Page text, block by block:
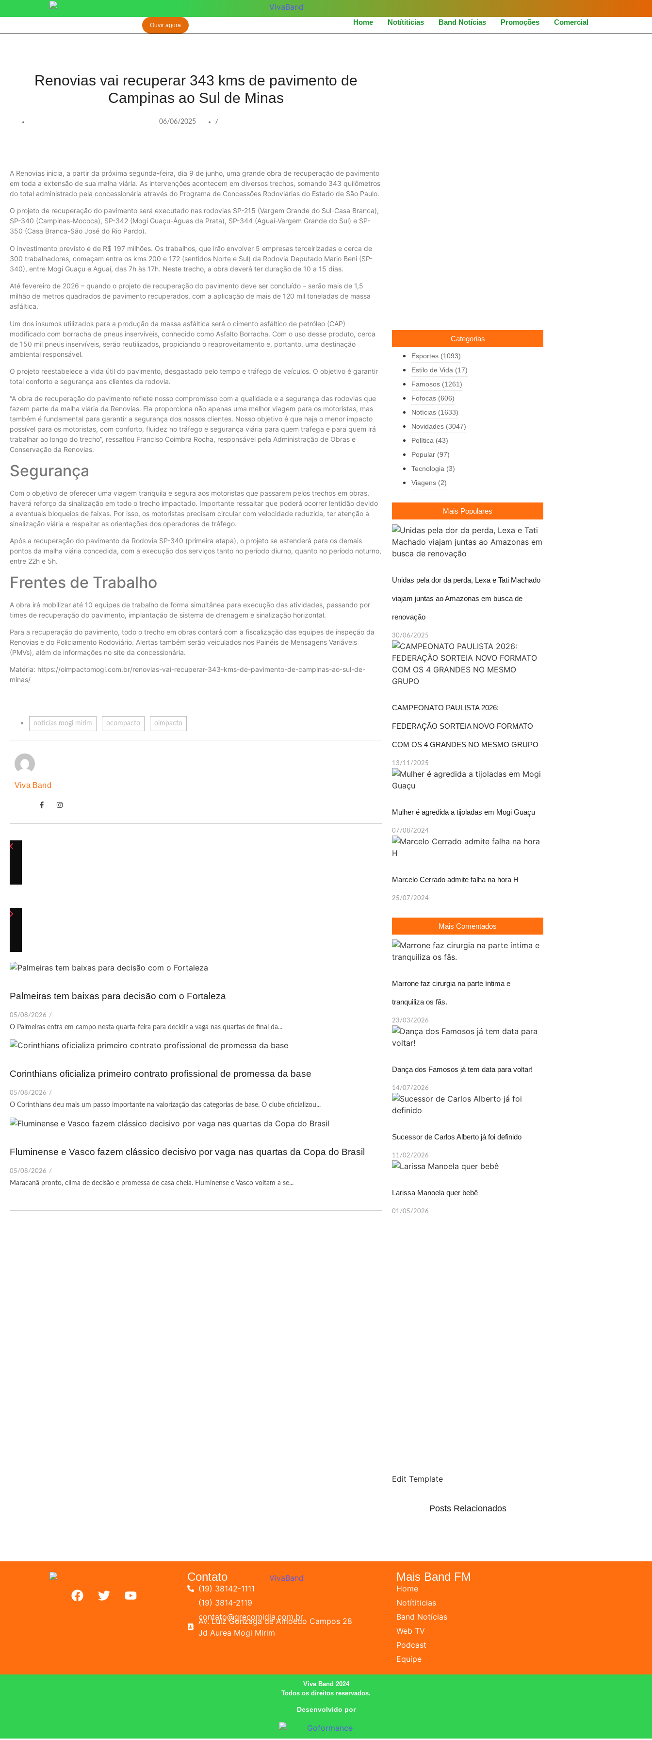
Home Notítiticias Band Notícias Promoções Comercial
Ouvir agora
Renovias vai recuperar 343 kms de pavimento de
Campinas ao Sul de Minas
06/06/2025 /
A Renovias inicia, a partir da próxima segunda-feira, dia 9 de junho, uma grande obra de recuperação de pavimento
em toda a extensão de sua malha viária. As intervenções acontecem em diversos trechos, somando 343 quilômetros
do total administrado pela concessionária através do Programa de Concessões Rodoviárias do Estado de São Paulo.
O projeto de recuperação do pavimento será executado nas rodovias SP-215 (Vargem Grande do Sul-Casa Branca),
SP-340 (Campinas-Mococa), SP-342 (Mogi Guaçu-Águas da Prata), SP-344 (Aguaí-Vargem Grande do Sul) e SP-
350 (Casa Branca-São José do Rio Pardo).
O investimento previsto é de R$ 197 milhões. Os trabalhos, que irão envolver 5 empresas terceirizadas e cerca de
300 trabalhadores, começam entre os kms 200 e 172 (sentidos Norte e Sul) da Rodovia Deputado Mario Beni (SP-
340), entre Mogi Guaçu e Aguaí, das 7h às 17h. Neste trecho, a obra deverá ter duração de 10 a 15 dias.
Até fevereiro de 2026 – quando o projeto de recuperação do pavimento deve ser concluído – serão mais de 1,5
milhão de metros quadrados de pavimento recuperados, com a aplicação de mais de 120 mil toneladas de massa
asfáltica.
Um dos insumos utilizados para a produção da massa asfáltica será o cimento asfáltico de petróleo (CAP)
modificado com borracha de pneus inservíveis, conhecido como Asfalto Borracha. Com o uso desse produto, cerca
de 150 mil pneus inservíveis, serão reutilizados, propiciando o reaproveitamento e, portanto, uma destinação
ambiental responsável.
O projeto reestabelece a vida útil do pavimento, desgastado pelo tempo e tráfego de veículos. O objetivo é garantir
total conforto e segurança aos clientes da rodovia.
“A obra de recuperação do pavimento reflete nosso compromisso com a qualidade e a segurança das rodovias que
fazem parte da malha viária da Renovias. Ela proporciona não apenas uma melhor viagem para os motoristas, mas
também é fundamental para garantir a segurança dos nossos clientes. Nosso objetivo é que haja o menor impacto
possível para os motoristas, com conforto, fluidez no tráfego e segurança viária para quem trafega e para quem irá
trabalhar ao longo do trecho”, ressaltou Franciso Coimbra Rocha, responsável pela Administração de Obras e
Conservação da Renovias.
Segurança
Com o objetivo de oferecer uma viagem tranquila e segura aos motoristas que passarem pelos trechos em obras,
haverá reforço da sinalização em todo o trecho impactado. Importante ressaltar que poderá ocorrer lentidão devido
a eventuais bloqueios de faixas. Por isso, os motoristas precisam circular com velocidade reduzida, ter atenção à
sinalização viária e respeitar as orientações dos operadores de tráfego.
Após a recuperação do pavimento da Rodovia SP-340 (primeira etapa), o projeto se estenderá para os demais
pontos da malha viária concedida, com a execução dos serviços tanto no período diurno, quanto no período noturno,
entre 22h e 5h.
Frentes de Trabalho
A obra irá mobilizar até 10 equipes de trabalho de forma simultânea para execução das atividades, passando por
times de recuperação do pavimento, implantação de sistema de drenagem e sinalização horizontal.
Para a recuperação do pavimento, todo o trecho em obras contará com a fiscalização das equipes de inspeção da
Renovias e do Policiamento Rodoviário. Alertas também serão veiculados nos Painéis de Mensagens Variáveis
(PMVs), além de informações no site da concessionária.
Matéria: https://oimpactomogi.com.br/renovias-vai-recuperar-343-kms-de-pavimento-de-campinas-ao-sul-de-
minas/
noticias mogi mirim ocompacto oimpacto
Viva Band
Palmeiras tem baixas para decisão com o Fortaleza
05/08/2026 /
O Palmeiras entra em campo nesta quarta-feira para decidir a vaga nas quartas de final da...
Corinthians oficializa primeiro contrato profissional de promessa da base
05/08/2026 /
O Corinthians deu mais um passo importante na valorização das categorias de base. O clube oficializou...
Fluminense e Vasco fazem clássico decisivo por vaga nas quartas da Copa do Brasil
05/08/2026 /
Maracanã pronto, clima de decisão e promessa de casa cheia. Fluminense e Vasco voltam a se...
Mais Populares
Unidas pela dor da perda, Lexa e Tati Machado
viajam juntas ao Amazonas em busca de
renovação
30/06/2025
CAMPEONATO PAULISTA 2026:
FEDERAÇÃO SORTEIA NOVO FORMATO
COM OS 4 GRANDES NO MESMO GRUPO
13/11/2025
Mulher é agredida a tijoladas em Mogi Guaçu
07/08/2024
Marcelo Cerrado admite falha na hora H
25/07/2024
Mais Comentados
Marrone faz cirurgia na parte íntima e
tranquiliza os fãs.
23/03/2026
Dança dos Famosos já tem data para voltar!
14/07/2026
Sucessor de Carlos Alberto já foi definido
11/02/2026
Larissa Manoela quer bebê
01/05/2026
Categorias
Esportes (1093)
Estilo de Vida (17)
Famosos (1261)
Fofocas (606)
Notícias (1633)
Novidades (3047)
Política (43)
Popular (97)
Tecnologia (3)
Viagens (2)
Edit Template
Posts Relacionados
Contato
(19) 38142-1111
(19) 3814-2119
contato@grecomidia.com.br
Av. Luiz Gonzaga de Amoedo Campos 28
Jd Aurea Mogi Mirim
Mais Band FM
Home
Notítiticias
Band Notícias
Web TV
Podcast
Equipe
Viva Band 2024
Todos os direitos reservados.
Desenvolvido por